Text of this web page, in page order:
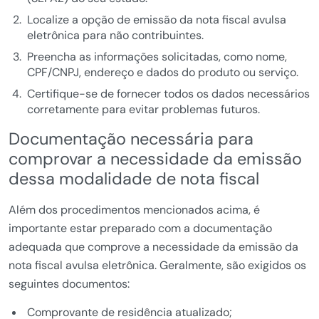
Localize a opção de emissão da nota fiscal avulsa
eletrônica para não contribuintes.
Preencha as informações solicitadas, como nome,
CPF/CNPJ, endereço e dados do produto ou serviço.
Certifique-se de fornecer todos os dados necessários
corretamente para evitar problemas futuros.
Documentação necessária para
comprovar a necessidade da emissão
dessa modalidade de nota fiscal
Além dos procedimentos mencionados acima, é
importante estar preparado com a documentação
adequada que comprove a necessidade da emissão da
nota fiscal avulsa eletrônica. Geralmente, são exigidos os
seguintes documentos:
Comprovante de residência atualizado;